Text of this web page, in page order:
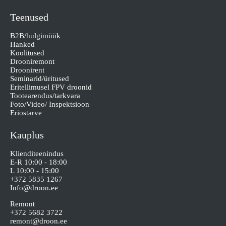
Teenused
B2B/hulgimüük
Hanked
Koolitused
Drooniremont
Droonirent
Seminarid/üritused
Eritellimusel FPV droonid
Tootearendus/tarkvara
Foto/Video/ Inspektsioon
Eriostarve
Kauplus
Klienditeenindus
E-R 10:00 - 18:00
L 10:00 - 15:00
+372 5835 1267
Info@droon.ee
Remont
+372 5682 3722
remont@droon.ee